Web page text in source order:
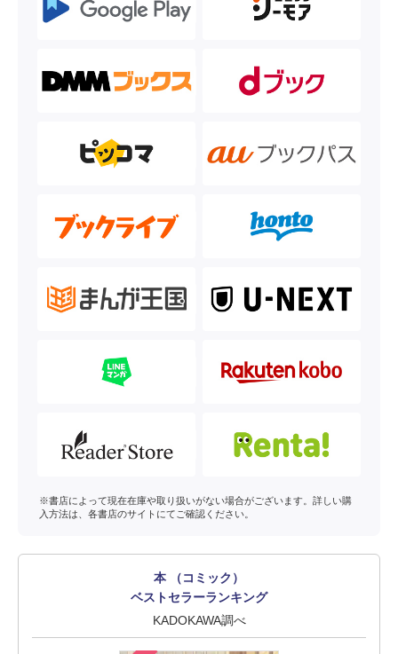
※書店によって現在在庫や取り扱いがない場合がございます。詳しい購
入方法は、各書店のサイトにてご確認ください。
本 （コミック）
ベストセラーランキング
KADOKAWA調べ